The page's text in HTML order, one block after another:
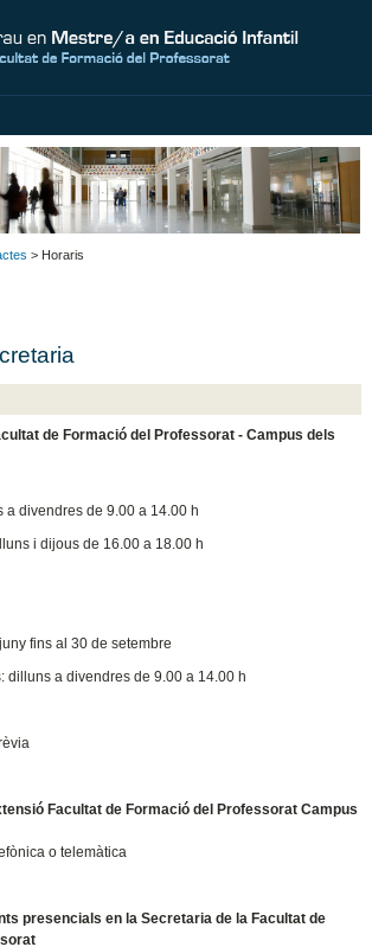
> Horaris
de Formació del Professorat - Campus dels
a divendres de 9.00 a 14.00 h
i dijous de 16.00 a 18.00 h
fins al 30 de setembre
dilluns a divendres de 9.00 a 14.00 h
Facultat de Formació del Professorat Campus
o telemàtica
presencials en la Secretaria de la Facultat de